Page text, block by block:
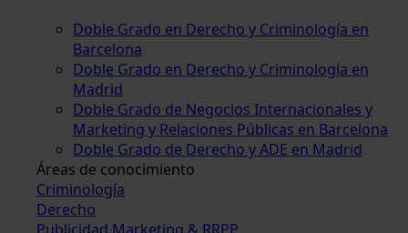
Doble Grado en Derecho y Criminología en
Barcelona
Doble Grado en Derecho y Criminología en
Madrid
Doble Grado de Negocios Internacionales y
Marketing y Relaciones Públicas en Barcelona
Doble Grado de Derecho y ADE en Madrid
Áreas de conocimiento
Criminología
Derecho